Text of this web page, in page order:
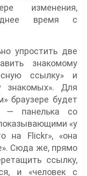
изменения,
время с
упростить две
знакомому
ссылку» и
знакомых». Для
браузере будет
— панелька со
«у
на Flickr», «она
Сюда же, прямо
ссылку,
и «человек с